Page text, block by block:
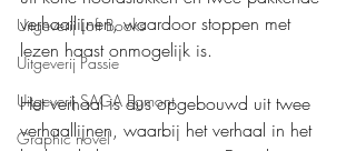
Uitgeverij Loft Books
Uitgeverij Passie
Uitgeverij SAGA Egmont
Graphic novel
verhaallijnen, waardoor stoppen met
lezen haast onmogelijk is.
Het verhaal is dus opgebouwd uit twee
verhaallijnen, waarbij het verhaal in het